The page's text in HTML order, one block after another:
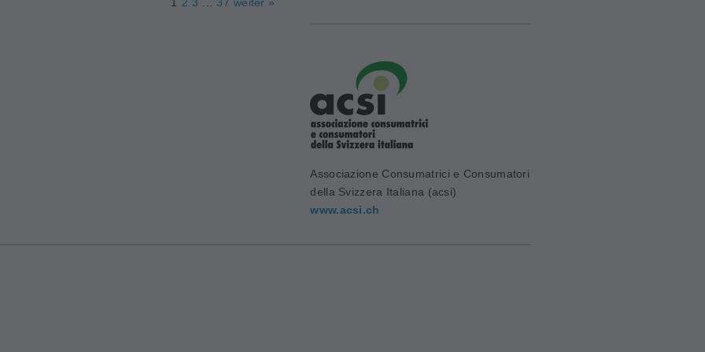
Associazione Consumatrici e Consumatori
della Svizzera Italiana (acsi)
www.acsi.ch